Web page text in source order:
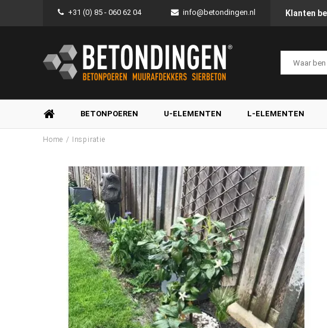
+31 (0) 85 - 060 62 04 info@betondingen.nl Klanten
BETONPOEREN U-ELEMENTEN L-ELEMENTEN
Home / Inspiratie